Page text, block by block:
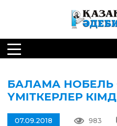
БАЛАМА
ҮМІТКЕРЛЕР
07.09.2018 983